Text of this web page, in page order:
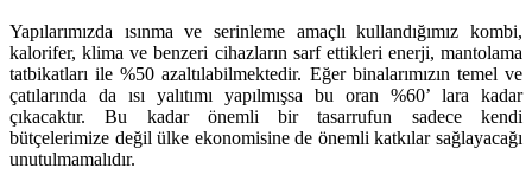
Yapılarımızda ısınma ve serinleme amaçlı kullandığımız kombi,
kalorifer, klima ve benzeri cihazların sarf ettikleri enerji, mantolama
tatbikatları ile %50 azaltılabilmektedir. Eğer binalarımızın temel ve
çatılarında da ısı yalıtımı yapılmışsa bu oran %60’ lara kadar
çıkacaktır. Bu kadar önemli bir tasarrufun sadece kendi
bütçelerimize değil ülke ekonomisine de önemli katkılar sağlayacağı
unutulmamalıdır.